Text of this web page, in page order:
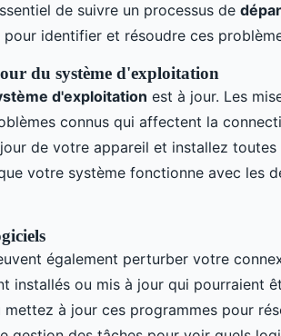
de suivre un processus de
identifier et résoudre ces
du système d'exploitation
d'exploitation est à jour. Les
connus qui affectent la
de votre appareil et installez toutes
votre système fonctionne avec les
également perturber votre
installés ou mis à jour qui pourraient
mettez à jour ces programmes pour